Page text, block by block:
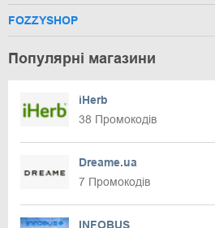
FOZZYSHOP
Популярні магазини
iHerb
38 Промокодів
Dreame.ua
7 Промокодів
INFOBUS